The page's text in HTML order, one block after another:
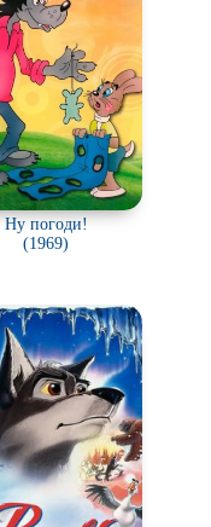
Ну погоди!
(1969)